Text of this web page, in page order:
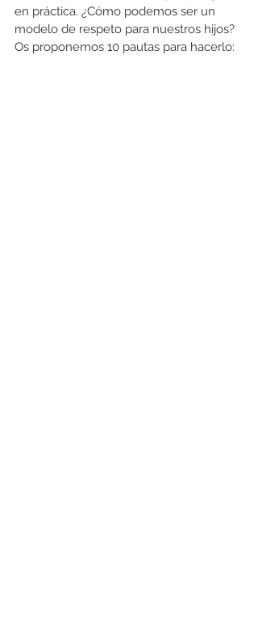
en práctica. ¿Cómo podemos ser un
modelo de respeto para nuestros hijos?
Os proponemos 10 pautas para hacerlo: